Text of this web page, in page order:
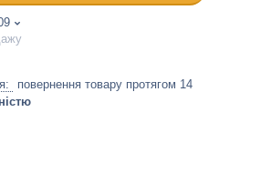
повернення товару протягом 14